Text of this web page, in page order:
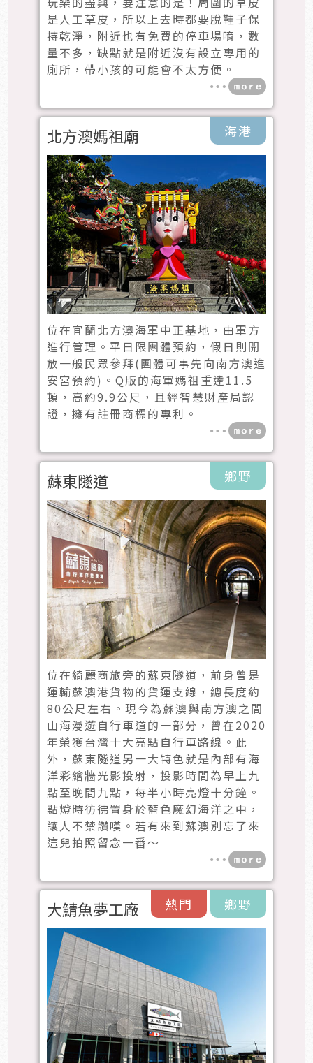
是人工草皮，所以上去時都要脫鞋子保
持乾淨，附近也有免費的停車場唷，數
量不多，缺點就是附近沒有設立專用的
廁所，帶小孩的可能會不太方便。
海港
北方澳媽祖廟
位在宜蘭北方澳海軍中正基地，由軍方
進行管理。平日限團體預約，假日則開
放一般民眾參拜(團體可事先向南方澳進
安宮預約)。Q版的海軍媽祖重達11.5
頓，高約9.9公尺，且經智慧財產局認
證，擁有註冊商標的專利。
鄉野
蘇東隧道
位在綺麗商旅旁的蘇東隧道，前身曾是
運輸蘇澳港貨物的貨運支線，總長度約
80公尺左右。現今為蘇澳與南方澳之間
山海漫遊自行車道的一部分，曾在2020
年榮獲台灣十大亮點自行車路線。此
外，蘇東隧道另一大特色就是內部有海
洋彩繪牆光影投射，投影時間為早上九
點至晚間九點，每半小時亮燈十分鐘。
點燈時彷彿置身於藍色魔幻海洋之中，
讓人不禁讚嘆。若有來到蘇澳別忘了來
這兒拍照留念一番～
鄉野
熱門
大鯖魚夢工廠